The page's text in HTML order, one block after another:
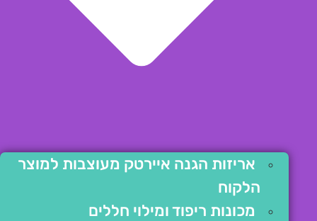
אריזות הגנה איירטק מעוצבות למוצר
הלקוח
מכונות ריפוד ומילוי חללים